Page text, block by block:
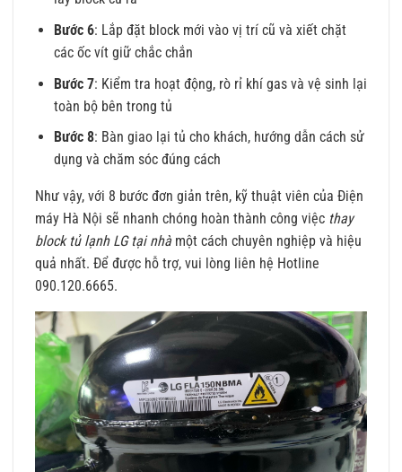
Bước 6: Lắp đặt block mới vào vị trí cũ và xiết chặt
các ốc vít giữ chắc chắn
Bước 7: Kiểm tra hoạt động, rò rỉ khí gas và vệ sinh lại
toàn bộ bên trong tủ
Bước 8: Bàn giao lại tủ cho khách, hướng dẫn cách sử
dụng và chăm sóc đúng cách
Như vậy, với 8 bước đơn giản trên, kỹ thuật viên của Điện
máy Hà Nội sẽ nhanh chóng hoàn thành công việc thay
block tủ lạnh LG tại nhàmột cách chuyên nghiệp và hiệu
quả nhất. Để được hỗ trợ, vui lòng liên hệ Hotline
090.120.6665.